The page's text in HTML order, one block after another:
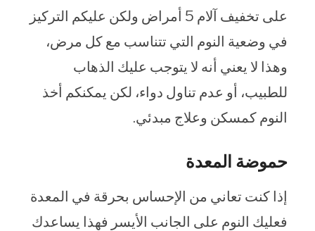
على تخفيف آلام 5 أمراض ولكن عليكم التركيز
في وضعية النوم التي تتناسب مع كل مرض،
وهذا لا يعني أنه لا يتوجب عليك الذهاب
للطبيب، أو عدم تناول دواء، لكن يمكنكم أخذ
النوم كمسكن وعلاج مبدئي.
حموضة المعدة
إذا كنت تعاني من الإحساس بحرقة في المعدة
فعليك النوم على الجانب الأيسر فهذا يساعدك